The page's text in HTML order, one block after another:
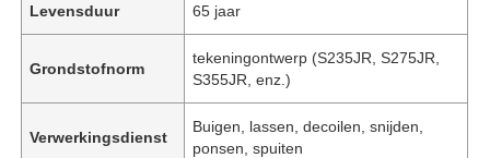
Levensduur 65 jaar
Grondstofnorm
tekeningontwerp (S235JR, S275JR,
S355JR, enz.)
Verwerkingsdienst
Buigen, lassen, decoilen, snijden,
ponsen, spuiten